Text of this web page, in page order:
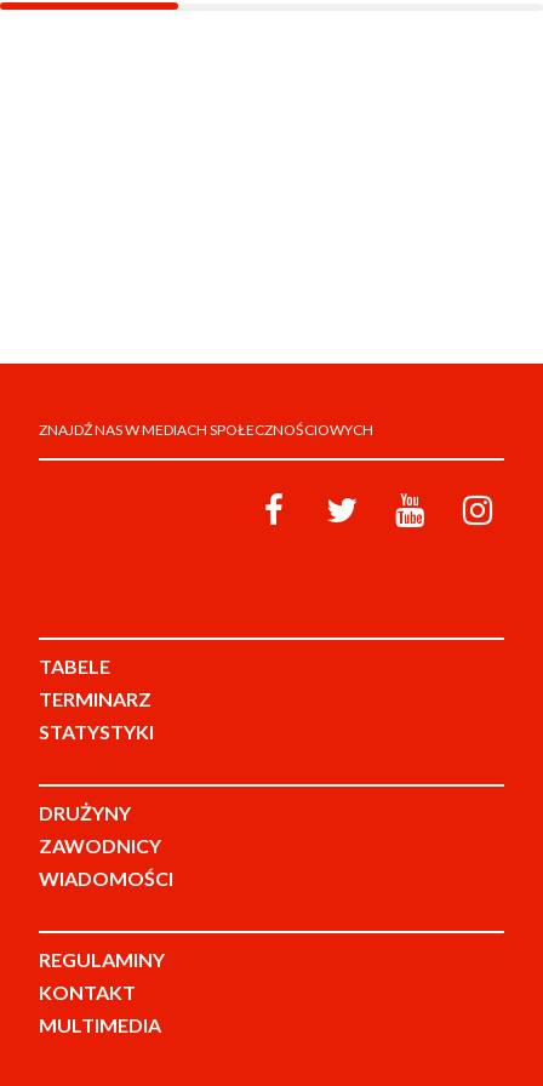
ZNAJDŹ NAS W MEDIACH SPOŁECZNOŚCIOWYCH
TABELE
TERMINARZ
STATYSTYKI
DRUŻYNY
ZAWODNICY
WIADOMOŚCI
REGULAMINY
KONTAKT
MULTIMEDIA